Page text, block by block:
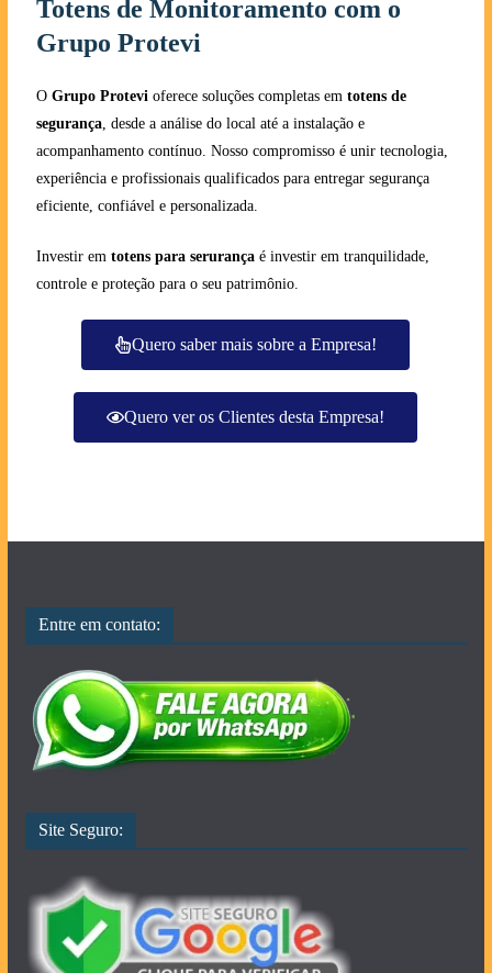
Totens de Monitoramento com o
Grupo Protevi
O Grupo Protevi oferece soluções completas em totens de
segurança, desde a análise do local até a instalação e
acompanhamento contínuo. Nosso compromisso é unir tecnologia,
experiência e profissionais qualificados para entregar segurança
eficiente, confiável e personalizada.
Investir em totens para serurançaé investir em tranquilidade,
controle e proteção para o seu patrimônio.
Quero saber mais sobre a Empresa!
Quero ver os Clientes desta Empresa!
Entre em contato:
Site Seguro: